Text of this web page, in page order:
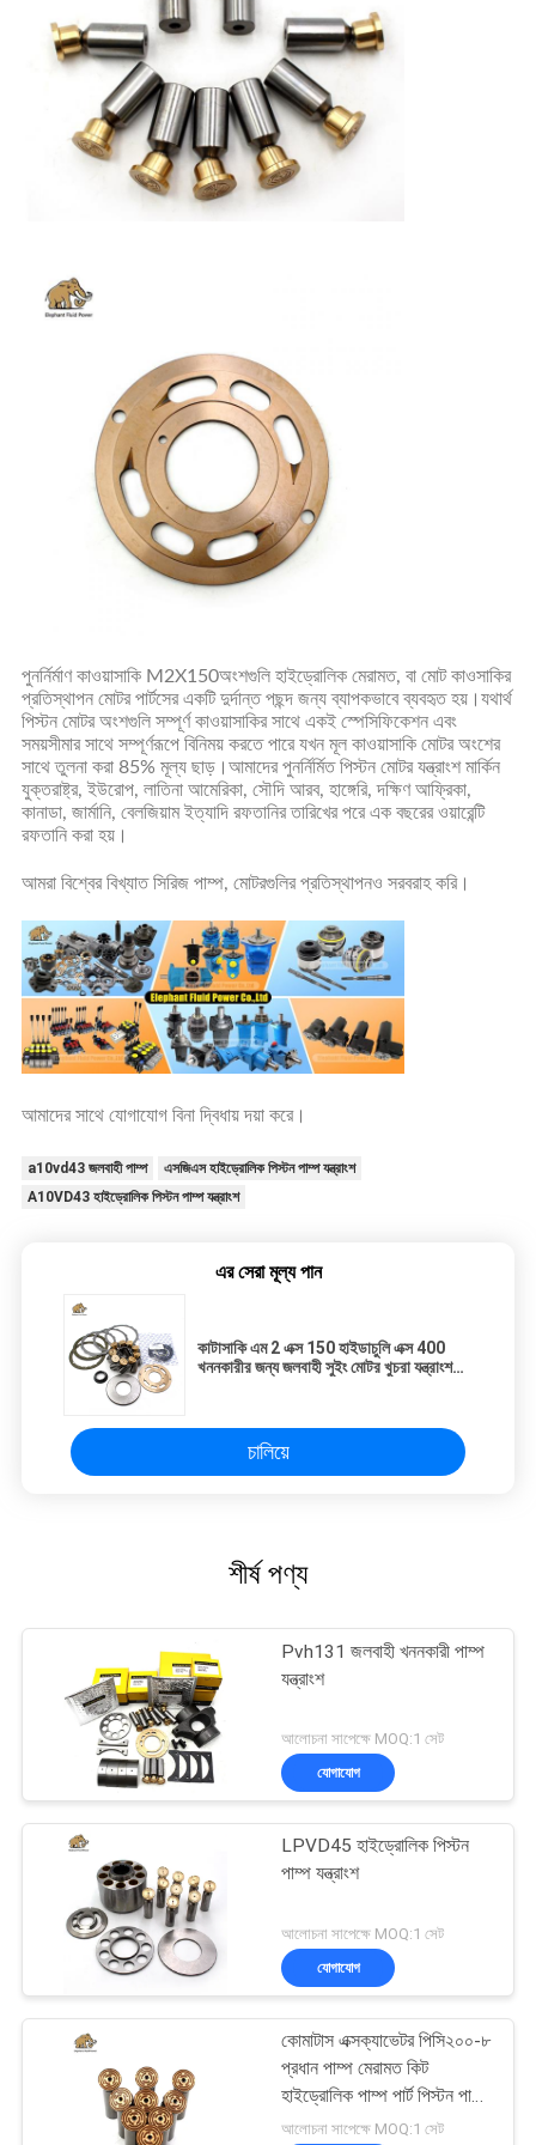
পুনর্নির্মাণ কাওয়াসাকি M2X150অংশগুলি হাইড্রোলিক মেরামত, বা মোট কাওসাকির
প্রতিস্থাপন মোটর পার্টসের একটি দুর্দান্ত পছন্দ জন্য ব্যাপকভাবে ব্যবহৃত হয়।যথার্থ
পিস্টন মোটর অংশগুলি সম্পূর্ণ কাওয়াসাকির সাথে একই স্পেসিফিকেশন এবং
সময়সীমার সাথে সম্পূর্ণরূপে বিনিময় করতে পারে যখন মূল কাওয়াসাকি মোটর অংশের
সাথে তুলনা করা 85% মূল্য ছাড়।আমাদের পুনর্নির্মিত পিস্টন মোটর যন্ত্রাংশ মার্কিন
যুক্তরাষ্ট্র, ইউরোপ, লাতিনা আমেরিকা, সৌদি আরব, হাঙ্গেরি, দক্ষিণ আফ্রিকা,
কানাডা, জার্মানি, বেলজিয়াম ইত্যাদি রফতানির তারিখের পরে এক বছরের ওয়ারেন্টি
রফতানি করা হয়।
আমরা বিশ্বের বিখ্যাত সিরিজ পাম্প, মোটরগুলির প্রতিস্থাপনও সরবরাহ করি।
আমাদের সাথে যোগাযোগ বিনা দ্বিধায় দয়া করে।
a10vd43 জলবাহী পাম্প
এসজিএস হাইড্রোলিক পিস্টন পাম্প যন্ত্রাংশ
A10VD43 হাইড্রোলিক পিস্টন পাম্প যন্ত্রাংশ
এর সেরা মূল্য পান
কাটাসাকি এম 2 এক্স 150 হাইডাচুলি এক্স 400
খননকারীর জন্য জলবাহী সুইং মোটর খুচরা যন্ত্রাংশ
চালিয়ে
শীর্ষ পণ্য
Pvh131 জলবাহী খননকারী পাম্প
যন্ত্রাংশ
আলোচনা সাপেক্ষে MOQ:1 সেট
যোগাযোগ
LPVD45 হাইড্রোলিক পিস্টন
পাম্প যন্ত্রাংশ
আলোচনা সাপেক্ষে MOQ:1 সেট
যোগাযোগ
কোমাটাস এক্সক্যাভেটর পিসি২০০-৮
প্রধান পাম্প মেরামত কিট
হাইড্রোলিক পাম্প পার্ট পিস্টন পাম্প
রক্ষণাবেক্ষণ মেরামতের পরিষেবা
আলোচনা সাপেক্ষে MOQ:1 সেট